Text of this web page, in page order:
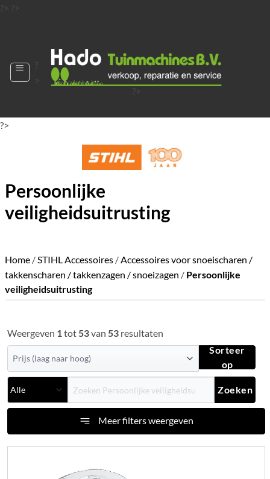
?> ?>
?>
?
?>
Persoonlijke
veiligheidsuitrusting
Home /STIHL Accessoires /Accessoires voor snoeischaren /
takkenscharen / takkenzagen / snoeizagen / Persoonlijke
veiligheidsuitrusting
Weergeven 1tot53van 53 resultaten
Sorteer
op
Zoeken
Meer filters weergeven